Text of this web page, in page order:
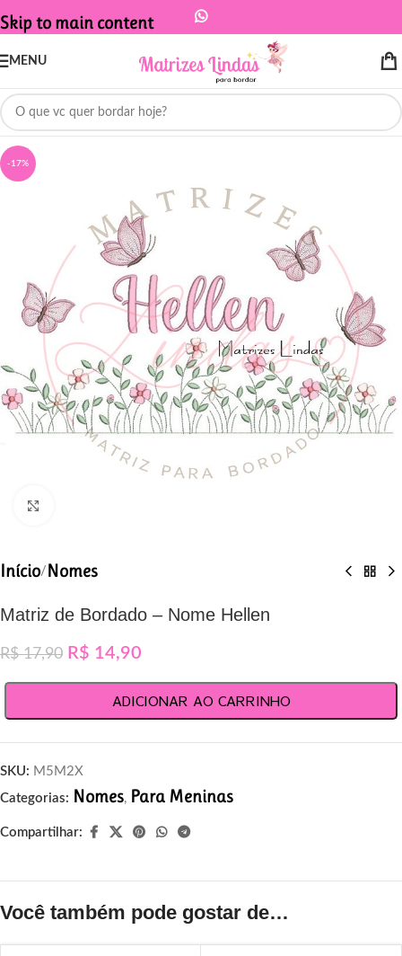
Skip to main content
MENU
-17%
Início/ Nomes
Matriz de Bordado – Nome Hellen
R$17,90 R$ 14,90
ADICIONAR AO CARRINHO
SKU: M5M2X
Categorias: Nomes, Para Meninas
Compartilhar:
Você também pode gostar de…